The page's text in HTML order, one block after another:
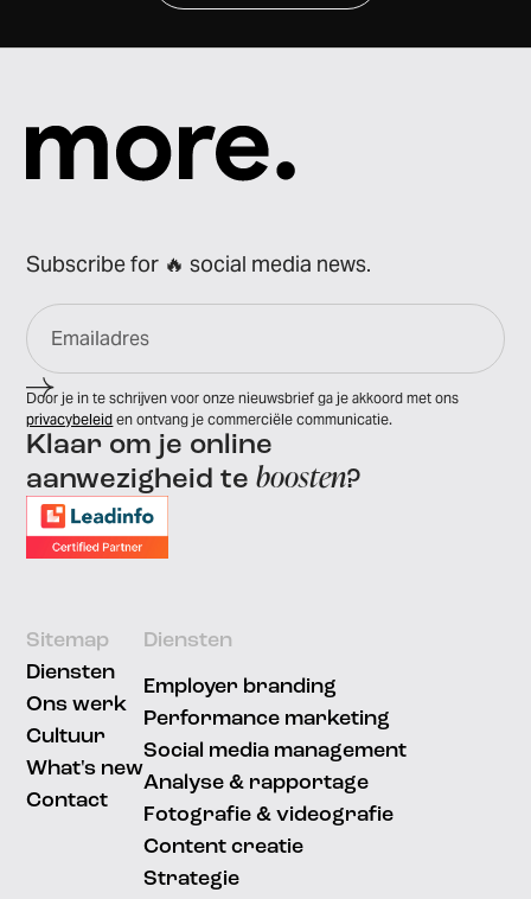
Subscribe for 🔥 social media news.
Door je in te schrijven voor onze nieuwsbrief ga je akkoord met ons
privacybeleid en ontvang je commerciële communicatie.
Klaar om je online
aanwezigheid teboosten?
Sitemap
Diensten
Ons werk
Cultuur
What's new
Contact
Diensten
Employer branding
Performance marketing
Social media management
Analyse & rapportage
Fotografie & videografie
Content creatie
Strategie